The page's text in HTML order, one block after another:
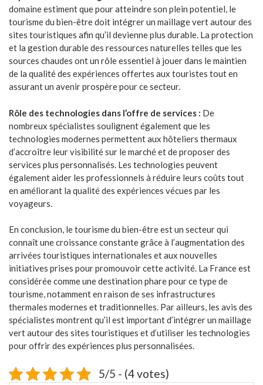
domaine estiment que pour atteindre son plein potentiel, le
tourisme du bien-être doit intégrer un maillage vert autour des
sites touristiques afin qu’il devienne plus durable. La protection
et la gestion durable des ressources naturelles telles que les
sources chaudes ont un rôle essentiel à jouer dans le maintien
de la qualité des expériences offertes aux touristes tout en
assurant un avenir prospère pour ce secteur.
Rôle des technologies dans l’offre de services : De
nombreux spécialistes soulignent également que les
technologies modernes permettent aux hôteliers thermaux
d’accroître leur visibilité sur le marché et de proposer des
services plus personnalisés. Les technologies peuvent
également aider les professionnels à réduire leurs coûts tout
en améliorant la qualité des expériences vécues par les
voyageurs.
En conclusion, le tourisme du bien-être est un secteur qui
connaît une croissance constante grâce à l’augmentation des
arrivées touristiques internationales et aux nouvelles
initiatives prises pour promouvoir cette activité. La France est
considérée comme une destination phare pour ce type de
tourisme, notamment en raison de ses infrastructures
thermales modernes et traditionnelles. Par ailleurs, les avis des
spécialistes montrent qu’il est important d’intégrer un maillage
vert autour des sites touristiques et d’utiliser les technologies
pour offrir des expériences plus personnalisées.
5/5 - (4 votes)